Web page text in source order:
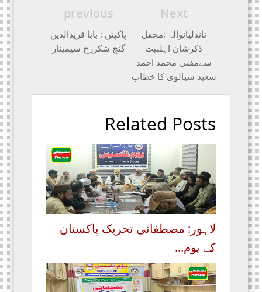
Next
تاندلیانوالہ :محفل
ذکرشان اہلبیت
سےمفتی محمد احمد
سعید سیالوی کا خطاب
previous
پاکپتن : بابا فریدالدین
گنج شکررح سیمینار
Related Posts
لاہور: مصطفائی تحریک پاکستان
کے یوم...